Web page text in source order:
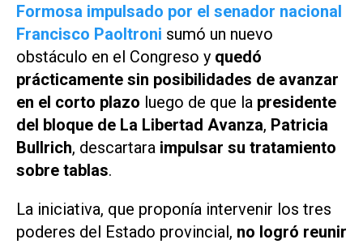
Formosa impulsado por el senador nacional
Francisco Paoltroni sumó un nuevo
obstáculo en el Congreso y quedó
prácticamente sin posibilidades de avanzar
en el corto plazo luego de que la presidente
del bloque de La Libertad Avanza, Patricia
Bullrich, descartara impulsar su tratamiento
sobre tablas.
La iniciativa, que proponía intervenir los tres
poderes del Estado provincial, no logró reunir